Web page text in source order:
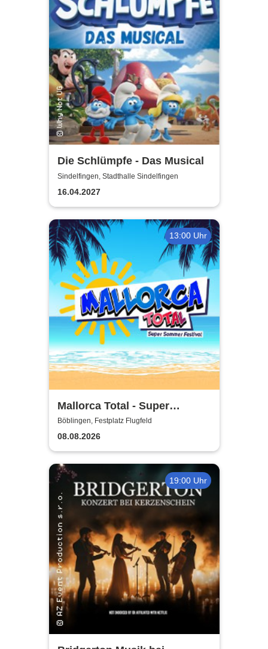
Die Schlümpfe - Das Musical
Sindelfingen, Stadthalle Sindelfingen
16.04.2027
13:00 Uhr
Mallorca Total - Super
Sommer Festival
Böblingen, Festplatz Flugfeld
08.08.2026
19:00 Uhr